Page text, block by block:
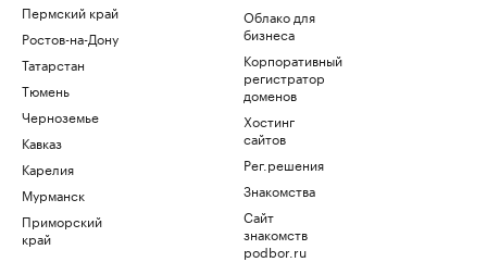
Пермский край
Ростов-на-Дону
Татарстан
Тюмень
Черноземье
Кавказ
Карелия
Мурманск
Приморский
край
Облако для
бизнеса
Корпоративный
регистратор
доменов
Хостинг
сайтов
Рег.решения
Знакомства
Сайт
знакомств
podbor.ru